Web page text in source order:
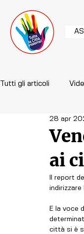
Tutti gli articoli
ai
28 apr
Il report
indirizzare
E la voce
città si è